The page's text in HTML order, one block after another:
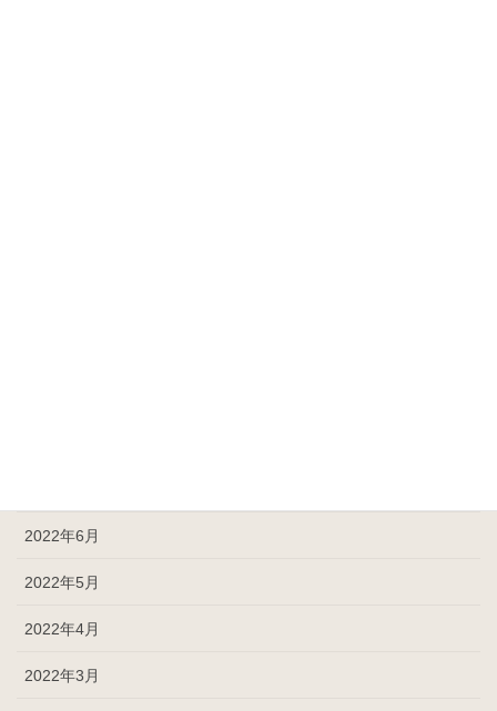
2022年6月
2022年5月
2022年4月
2022年3月